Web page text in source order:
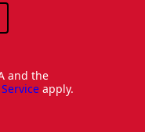
and the
apply.